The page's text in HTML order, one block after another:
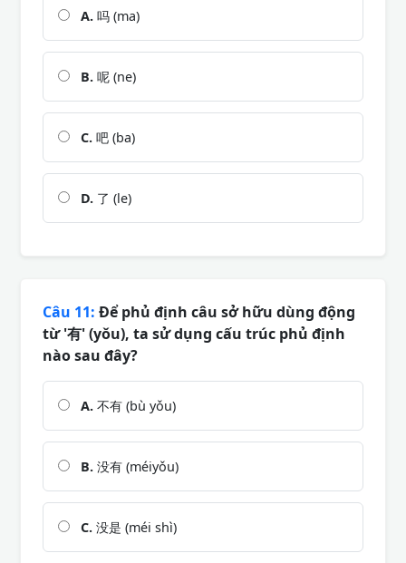
A. 吗 (ma)
B. 呢 (ne)
C. 吧 (ba)
D. 了 (le)
Câu 11: Để phủ định câu sở hữu dùng động
từ '有' (yǒu), ta sử dụng cấu trúc phủ định
nào sau đây?
A. 不有 (bù yǒu)
B. 没有 (méiyǒu)
C. 没是 (méi shì)